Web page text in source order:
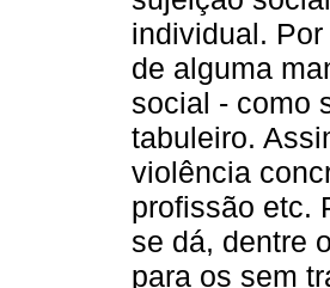
individual.
de alguma
social - como
tabuleiro.
violência
profissão etc.
se dá, dentre
para os sem